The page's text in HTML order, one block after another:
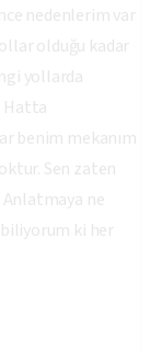
nedenlerim var
olduğu kadar
yollarda
Hatta
benim mekanım
Sen zaten
Anlatmaya ne
ki her